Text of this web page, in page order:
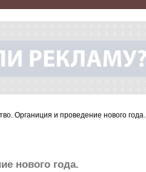
Органиция и проведение нового года.
нового года.